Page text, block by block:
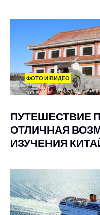
ФОТО И ВИДЕО
ПУТЕШЕСТВИЕ
ОТЛИЧНАЯ
ИЗУЧЕНИЯ